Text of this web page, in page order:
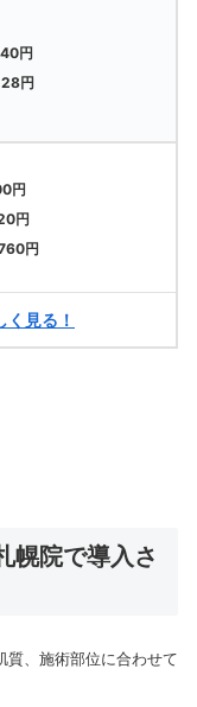
円
円
円
円
円
見る！
幌院で導入さ
質、施術部位に合わせて